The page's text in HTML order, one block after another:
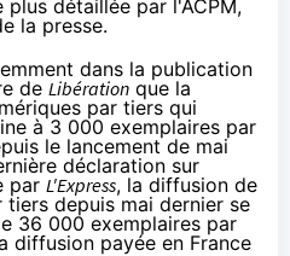
détaillée par l'ACPM,
la presse.
dans la publication
de Libération que la
par tiers qui
à 3 000 exemplaires par
le lancement de mai
déclaration sur
par L'Express, la diffusion de
depuis mai dernier se
36 000 exemplaires par
diffusion payée en France